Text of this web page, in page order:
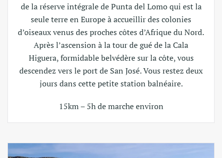
de la réserve intégrale de Punta del Lomo qui est la
seule terre en Europe à accueillir des colonies
d’oiseaux venus des proches côtes d’Afrique du Nord.
Après l’ascension à la tour de gué de la Cala
Higuera, formidable belvédère sur la côte, vous
descendez vers le port de San José. Vous restez deux
jours dans cette petite station balnéaire.
15km – 5h de marche environ